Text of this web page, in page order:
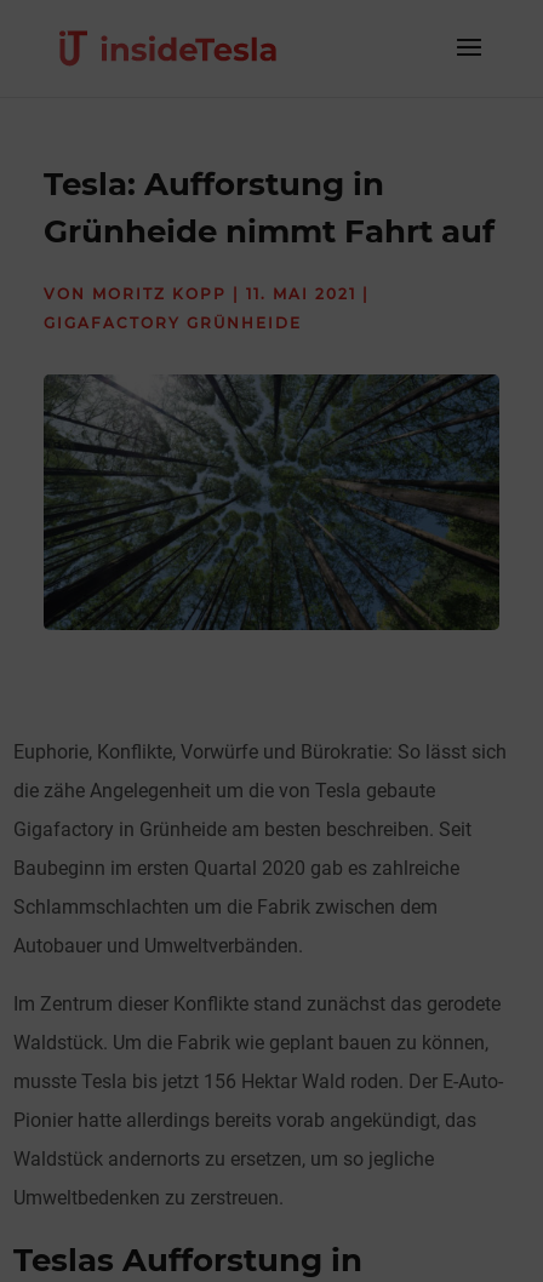
Tesla: Aufforstung in
Grünheide nimmt Fahrt auf
VON MORITZ KOPP |11. MAI 2021
GIGAFACTORY GRÜNHEIDE
Euphorie, Konflikte, Vorwürfe und Bürokratie: So lässt sich
die zähe Angelegenheit um die von Tesla gebaute
Gigafactory in Grünheide am besten beschreiben. Seit
Baubeginn im ersten Quartal 2020 gab es zahlreiche
Schlammschlachten um die Fabrik zwischen dem
Autobauer und Umweltverbänden.
Im Zentrum dieser Konflikte stand zunächst das gerodete
Waldstück. Um die Fabrik wie geplant bauen zu können,
musste Tesla bis jetzt 156 Hektar Wald roden. Der E-Auto-
Pionier hatte allerdings bereits vorab angekündigt, das
Waldstück andernorts zu ersetzen, um so jegliche
Umweltbedenken zu zerstreuen.
Teslas Aufforstung in